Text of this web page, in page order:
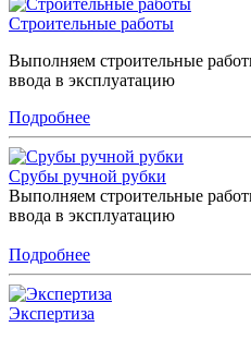
Строительные работы
Выполняем строительные
ввода в эксплуатацию
Подробнее
Срубы ручной рубки
Выполняем строительные
ввода в эксплуатацию
Подробнее
Экспертиза